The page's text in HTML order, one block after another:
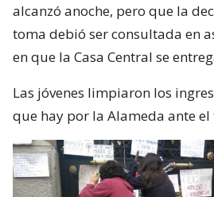
alcanzó anoche, pero que la
toma debió ser consultada en
en que la Casa Central se
Las jóvenes limpiaron los
que hay por la Alameda ante